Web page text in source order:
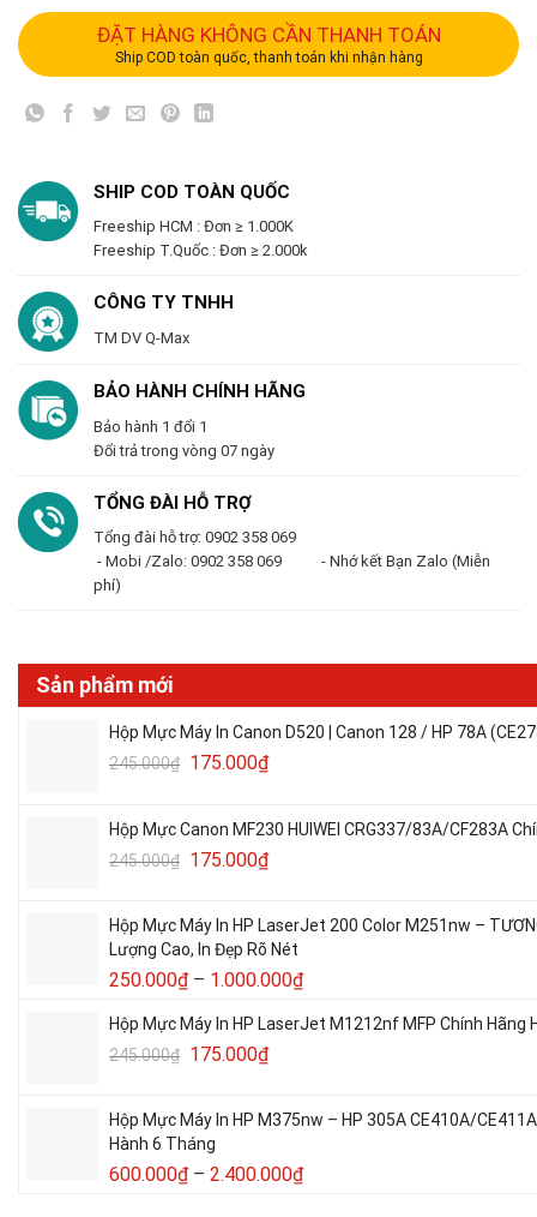
ĐẶT HÀNG KHÔNG CẦN THANH TOÁN
Ship COD toàn quốc, thanh toán khi nhận hàng
SHIP COD TOÀN QUỐC
Freeship HCM : Đơn ≥ 1.000K
Freeship T.Quốc : Đơn ≥ 2.000k
CÔNG TY TNHH
TM DV Q-Max
BẢO HÀNH CHÍNH HÃNG
Bảo hành 1 đổi 1
Đổi trả trong vòng 07 ngày
TỔNG ĐÀI HỖ TRỢ
Tổng đài hỗ trợ: 0902 358 069
- Mobi /Zalo: 0902 358 069 - Nhớ kết Bạn Zalo (Miễn
phí)
Sản phẩm mới
Hộp Mực Máy In Canon D520 | Canon 128 / HP 78A
245.000₫ 175.000₫
Hộp Mực Canon MF230 HUIWEI CRG337/83A/CF283A
245.000₫ 175.000₫
Hộp Mực Máy In HP LaserJet 200 Color M251nw –
Lượng Cao, In Đẹp Rõ Nét
250.000₫ – 1.000.000₫
Hộp Mực Máy In HP LaserJet M1212nf MFP Chính
245.000₫ 175.000₫
Hộp Mực Máy In HP M375nw – HP 305A CE410A/
Hành 6 Tháng
600.000₫ – 2.400.000₫